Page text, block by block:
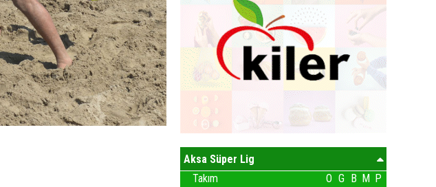
Aksa Süper Lig
Takım O G B M P